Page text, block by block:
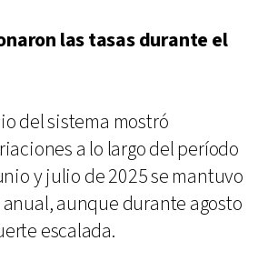
las tasas durante el
del sistema mostró
a lo largo del período
y julio de 2025 se mantuvo
aunque durante agosto
escalada.